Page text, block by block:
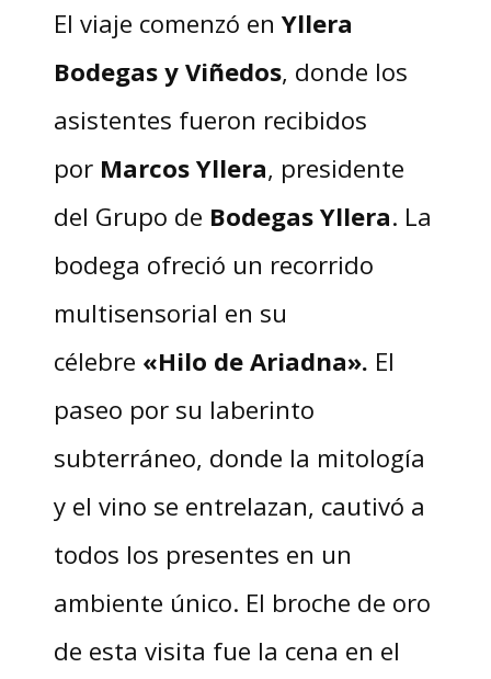
El viaje comenzó en Yllera
Bodegas y Viñedos, donde los
asistentes fueron recibidos
por Marcos Yllera, presidente
del Grupo de Bodegas Yllera. La
bodega ofreció un recorrido
multisensorial en su
célebre «Hilo de Ariadna». El
paseo por su laberinto
subterráneo, donde la mitología
y el vino se entrelazan, cautivó a
todos los presentes en un
ambiente único. El broche de oro
de esta visita fue la cena en el